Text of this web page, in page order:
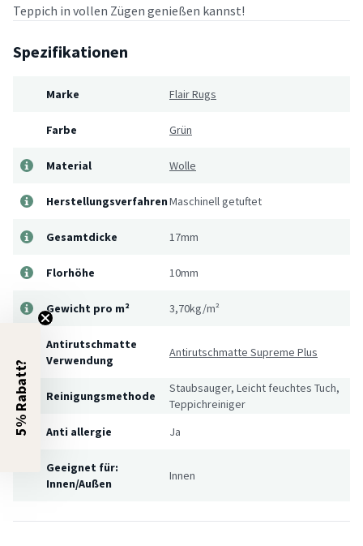
Teppich in vollen Zügen genießen kannst!
Spezifikationen
Marke Flair Rugs
Farbe Grün
Material Wolle
HerstellungsverfahrenMaschinell getuftet
Gesamtdicke 17mm
Florhöhe 10mm
Gewicht pro m² 3,70kg/m²
Antirutschmatte
Verwendung
Antirutschmatte Supreme Plus
Reinigungsmethode
Staubsauger, Leicht feuchtes Tuch,
Teppichreiniger
Anti allergie
Ja
Geeignet für:
Innen/Außen
Innen
5% Rabatt?